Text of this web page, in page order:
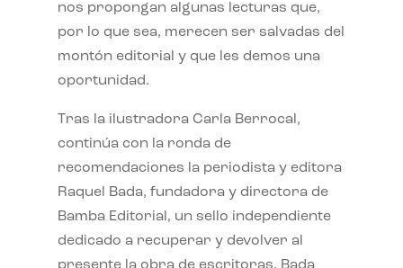
nos propongan algunas lecturas que,
por lo que sea, merecen ser salvadas del
montón editorial y que les demos una
oportunidad.
Tras la ilustradora Carla Berrocal,
continúa con la ronda de
recomendaciones la periodista y editora
Raquel Bada, fundadora y directora de
Bamba Editorial, un sello independiente
dedicado a recuperar y devolver al